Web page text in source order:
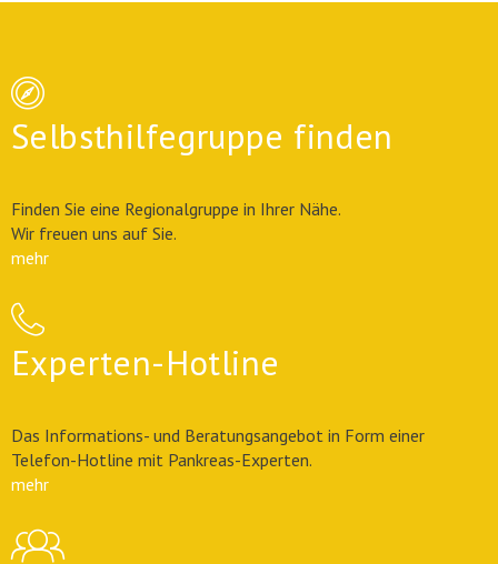
Selbsthilfegruppe finden
Finden Sie eine Regionalgruppe in Ihrer Nähe.
Wir freuen uns auf Sie.
mehr
Experten-Hotline
Das Informations- und Beratungsangebot in Form einer
Telefon-Hotline mit Pankreas-Experten.
mehr